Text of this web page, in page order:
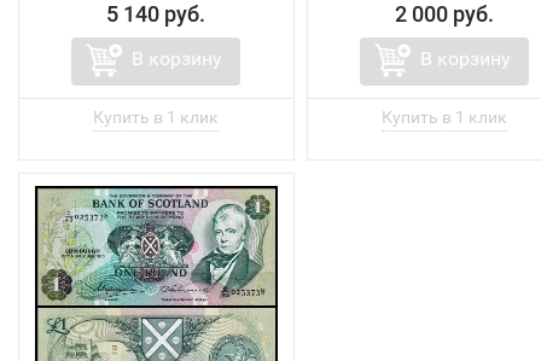
5 140 руб.
В корзину
2 000 руб.
В корзину